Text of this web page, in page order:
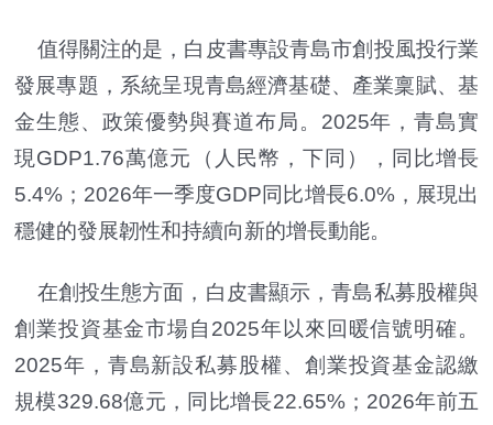
值得關注的是，白皮書專設青島市創投風投行業
發展專題，系統呈現青島經濟基礎、產業稟賦、基
金生態、政策優勢與賽道布局。2025年，青島實
現GDP1.76萬億元（人民幣，下同），同比增長
5.4%；2026年一季度GDP同比增長6.0%，展現出
穩健的發展韌性和持續向新的增長動能。
在創投生態方面，白皮書顯示，青島私募股權與
創業投資基金市場自2025年以來回暖信號明確。
2025年，青島新設私募股權、創業投資基金認繳
規模329.68億元，同比增長22.65%；2026年前五